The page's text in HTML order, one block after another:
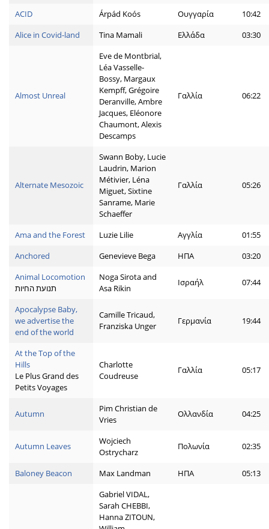
ACID Árpád Koós Ουγγαρία
10:42
Alice in Covid-land
Tina Mamali Ελλάδα 03:30
Almost Unreal
Eve de Montbrial,
Léa Vasselle-
Bossy, Margaux
Kempff, Grégoire
Deranville, Ambre
Jacques, Eléonore
Chaumont, Alexis
Descamps
Γαλλία 06:22
Alternate Mesozoic
Swann Boby, Lucie
Laudrin, Marion
Métivier, Léna
Miguet, Sixtine
Sanrame, Marie
Schaeffer
Γαλλία 05:26
Ama and the Forest Luzie Lilie Αγγλία
01:55
Anchored
Genevieve Bega ΗΠΑ
03:20
Animal Locomotion
תנועת החיות
Noga Sirota and
Asa Rikin
Ισραήλ 07:44
Apocalypse Baby,
we advertise the
end of the world
Camille Tricaud,
Franziska Unger
Γερμανία 19:44
At the Top of the
Hills
Le Plus Grand des
Petits Voyages
Charlotte
Coudreuse
Γαλλία 05:17
Autumn
Pim Christian de
Vries
Ολλανδία 04:25
Autumn Leaves
Wojciech
Ostrycharz
Πολωνία 02:35
Baloney Beacon Max Landman ΗΠΑ 05:13
Gabriel VIDAL,
Sarah CHEBBI,
Hanna ZITOUN,